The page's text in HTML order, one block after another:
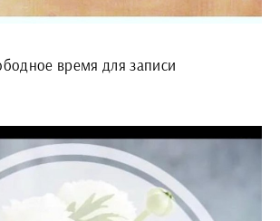
время для записи